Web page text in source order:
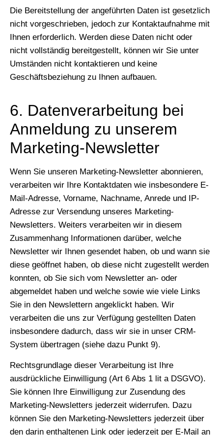
Die Bereitstellung der angeführten Daten ist gesetzlich
nicht vorgeschrieben, jedoch zur Kontaktaufnahme mit
Ihnen erforderlich. Werden diese Daten nicht oder
nicht vollständig bereitgestellt, können wir Sie unter
Umständen nicht kontaktieren und keine
Geschäftsbeziehung zu Ihnen aufbauen.
6. Datenverarbeitung bei
Anmeldung zu unserem
Marketing-Newsletter
Wenn Sie unseren Marketing-Newsletter abonnieren,
verarbeiten wir Ihre Kontaktdaten wie insbesondere E-
Mail-Adresse, Vorname, Nachname, Anrede und IP-
Adresse zur Versendung unseres Marketing-
Newsletters. Weiters verarbeiten wir in diesem
Zusammenhang Informationen darüber, welche
Newsletter wir Ihnen gesendet haben, ob und wann sie
diese geöffnet haben, ob diese nicht zugestellt werden
konnten, ob Sie sich vom Newsletter an- oder
abgemeldet haben und welche sowie wie viele Links
Sie in den Newslettern angeklickt haben. Wir
verarbeiten die uns zur Verfügung gestellten Daten
insbesondere dadurch, dass wir sie in unser CRM-
System übertragen (siehe dazu Punkt 9).
Rechtsgrundlage dieser Verarbeitung ist Ihre
ausdrückliche Einwilligung (Art 6 Abs 1 lit a DSGVO).
Sie können Ihre Einwilligung zur Zusendung des
Marketing-Newsletters jederzeit widerrufen. Dazu
können Sie den Marketing-Newsletters jederzeit über
den darin enthaltenen Link oder jederzeit per E-Mail an